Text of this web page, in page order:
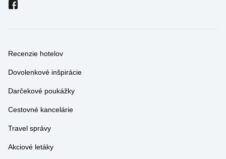
Recenzie hotelov
Dovolenkové inšpirácie
Darčekové poukážky
Cestovné kancelárie
Travel správy